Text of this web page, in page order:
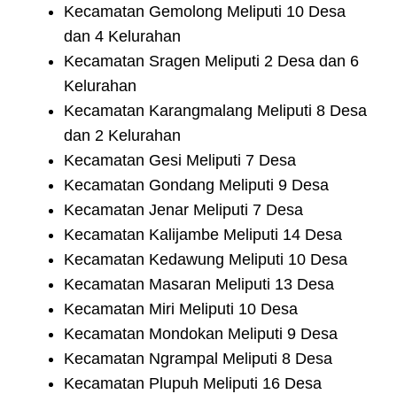
Kecamatan Gemolong Meliputi 10 Desa
dan 4 Kelurahan
Kecamatan Sragen Meliputi 2 Desa dan 6
Kelurahan
Kecamatan Karangmalang Meliputi 8 Desa
dan 2 Kelurahan
Kecamatan Gesi Meliputi 7 Desa
Kecamatan Gondang Meliputi 9 Desa
Kecamatan Jenar Meliputi 7 Desa
Kecamatan Kalijambe Meliputi 14 Desa
Kecamatan Kedawung Meliputi 10 Desa
Kecamatan Masaran Meliputi 13 Desa
Kecamatan Miri Meliputi 10 Desa
Kecamatan Mondokan Meliputi 9 Desa
Kecamatan Ngrampal Meliputi 8 Desa
Kecamatan Plupuh Meliputi 16 Desa